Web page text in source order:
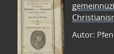
Autor: